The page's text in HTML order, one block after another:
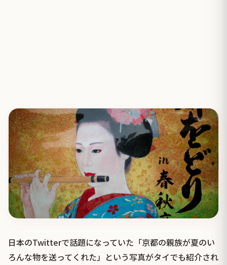
日本のTwitterで話題になっていた「京都の親族が夏のい
ろんな物を送ってくれた」という写真がタイでも紹介され